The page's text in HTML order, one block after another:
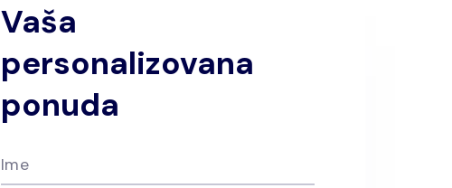
Vaša
personalizovana
ponuda
Ime